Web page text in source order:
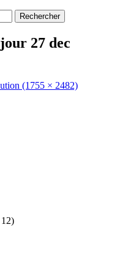
27 dec
(1755 × 2482)